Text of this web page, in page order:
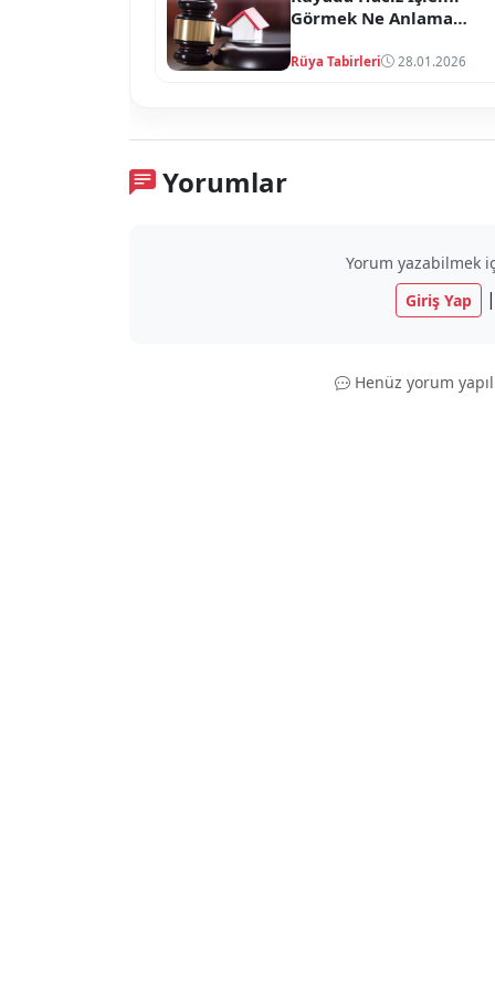
Görmek Ne Anlama
Rüya Tabirleri 28.01.2026
Yorumlar
Yorum yazabilmek
Giriş Yap
|
Henüz yorum